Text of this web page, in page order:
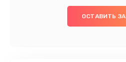
ОСТАВИТЬ